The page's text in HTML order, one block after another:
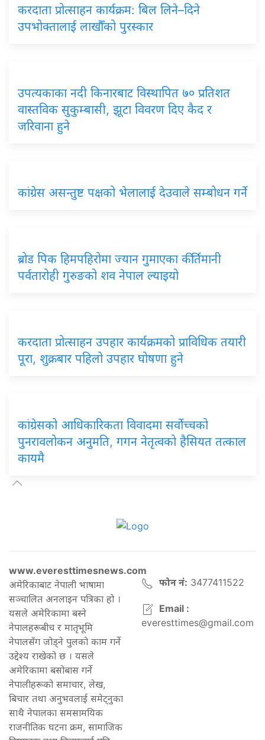
करदाता प्रोत्साहन कार्यक्रम: बिल लिने–दिने
उपभोक्तालाई लाखौँको पुरस्कार
उपत्यकाका नदी किनारबाट विस्थापित ७० प्रतिशत
वास्तविक सुकुम्बासी, झूटा विवरण दिए कैद र
जरिवाना हुने
कांग्रेस असन्तुष्ट पक्षको भेलालाई देउवाले सम्बोधन गर्ने
ब्रोड पिक हिमपहिरोमा ज्यान गुमाएका कीर्तिमानी
पर्वतारोही गुरुङको शव नेपाल ल्याइयो
करदाता प्रोत्साहन उपहार कार्यक्रमको प्राविधिक तयारी
पूरा, शुक्रबार पहिलो उपहार घोषणा हुने
कांग्रेसको आधिकारिकता विवादमा सर्वोच्चको
पुनरावलोकन अनुमति, गगन नेतृत्वको हैसियत तत्काल
कायमै
www.everesttimesnews.com
अमेरिकाबाट नेपाली भाषामा
सञ्चालित अनलाइन पत्रिका हो ।
यसले अमेरिकामा बस्ने
नेपालहरूबीच र मातृभूमि
नेपालसँग जोड्ने पुलको काम गर्ने
उद्देश्य राखेको छ । यसले
अमेरिकामा बसोबास गर्ने
नेपालीहरूको समाचार, लेख,
बिचार तथा अनुभवलाई समेट्नुका
साथै नेपालका समसामयिक
राजनीतिक घटना क्रम, सामाजिक
फोन नं: 3477411522
Email :
everesttimes@gmail.com